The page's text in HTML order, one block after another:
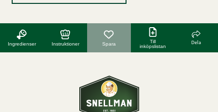
Ingredienser Instruktioner Spara
Till
inköpslistan
Dela